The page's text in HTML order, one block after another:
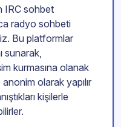
IRC sohbet
radyo sohbeti
Bu platformlar
sunarak,
kurmasına olanak
olarak yapılır
kişilerle